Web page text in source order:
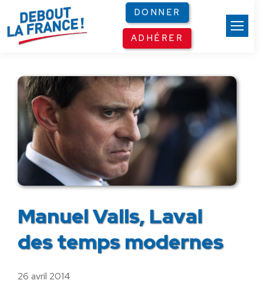
DONNER
ADHÉRER
Manuel Valls, Laval
des temps modernes
26 avril 2014
Panneau de gestion des cookies